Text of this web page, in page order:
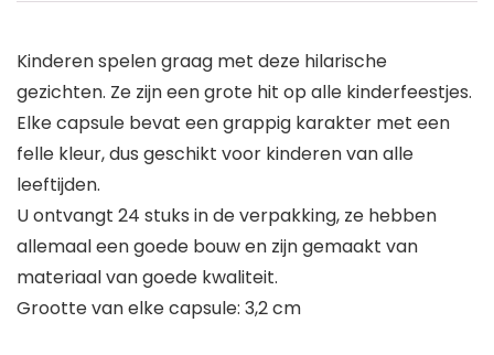
Kinderen spelen graag met deze hilarische
gezichten. Ze zijn een grote hit op alle kinderfeestjes.
Elke capsule bevat een grappig karakter met een
felle kleur, dus geschikt voor kinderen van alle
leeftijden.
U ontvangt 24 stuks in de verpakking, ze hebben
allemaal een goede bouw en zijn gemaakt van
materiaal van goede kwaliteit.
Grootte van elke capsule: 3,2 cm